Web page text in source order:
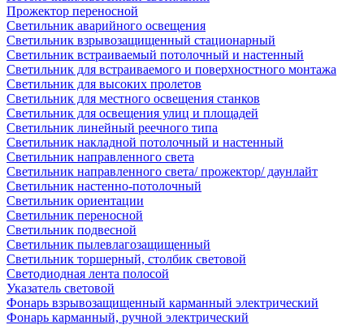
Прожектор переносной
Светильник аварийного освещения
Светильник взрывозащищенный стационарный
Светильник встраиваемый потолочный и настенный
Светильник для встраиваемого и поверхностного монтажа
Светильник для высоких пролетов
Светильник для местного освещения станков
Светильник для освещения улиц и площадей
Светильник линейный реечного типа
Светильник накладной потолочный и настенный
Светильник направленного света
Светильник направленного света/ прожектор/ даунлайт
Светильник настенно-потолочный
Светильник ориентации
Светильник переносной
Светильник подвесной
Светильник пылевлагозащищенный
Светильник торшерный, столбик световой
Светодиодная лента полосой
Указатель световой
Фонарь взрывозащищенный карманный электрический
Фонарь карманный, ручной электрический